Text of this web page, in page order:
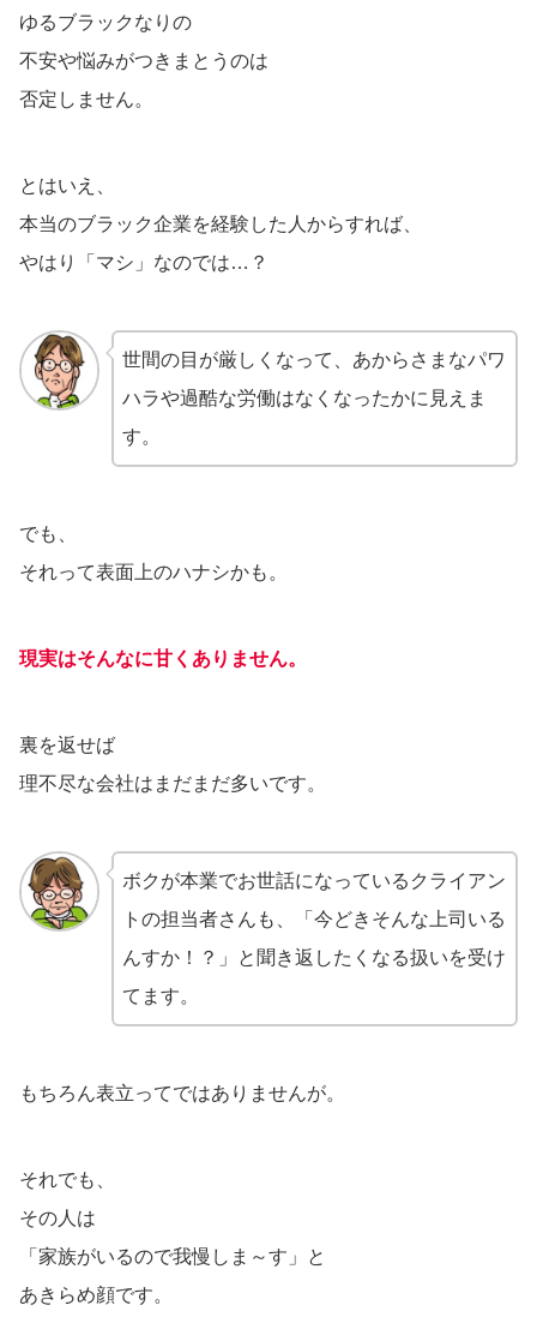
ゆるブラックなりの
不安や悩みがつきまとうのは
否定しません。
とはいえ、
本当のブラック企業を経験した人からすれば、
やはり「マシ」なのでは…？
世間の目が厳しくなって、あからさまなパワ
ハラや過酷な労働はなくなったかに見えま
す。
でも、
それって表面上のハナシかも。
現実はそんなに甘くありません。
裏を返せば
理不尽な会社はまだまだ多いです。
ボクが本業でお世話になっているクライアン
トの担当者さんも、「今どきそんな上司いる
んすか！？」と聞き返したくなる扱いを受け
てます。
もちろん表立ってではありませんが。
それでも、
その人は
「家族がいるので我慢しま～す」と
あきらめ顔です。